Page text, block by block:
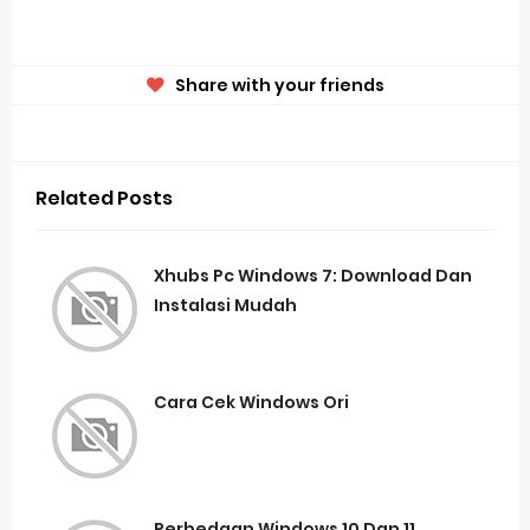
Share with your friends
Related Posts
Xhubs Pc Windows 7: Download Dan
Instalasi Mudah
Cara Cek Windows Ori